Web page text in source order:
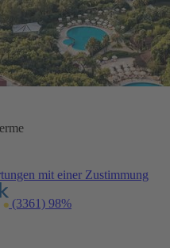
mit einer Zustimmung
(3361) 98%